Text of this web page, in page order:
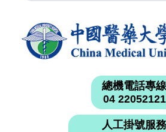
總機電話專線
04 22052121
人工掛號服務